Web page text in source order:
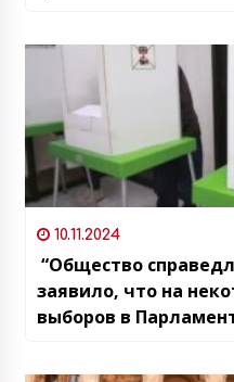
10.11.2024
“Общество
заявило, что на
выборов в